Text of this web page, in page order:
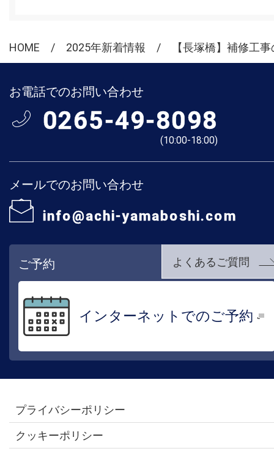
HOME 2025年新着情報 【長塚橋】補修工
お電話でのお問い合わせ
0265-49-8098
(10:00-18:00)
メールでのお問い合わせ
info@achi-yamaboshi.com
ご予約
インターネットでのご予約
よくあるご質問
プライバシーポリシー
クッキーポリシー